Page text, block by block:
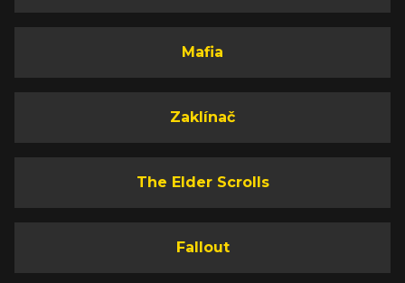
Mafia
Zaklínač
The Elder Scrolls
Fallout